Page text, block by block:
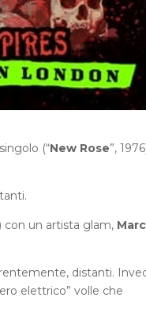
(“New Rose”,
con un artista glam, Marc
distanti.
elettrico” volle che